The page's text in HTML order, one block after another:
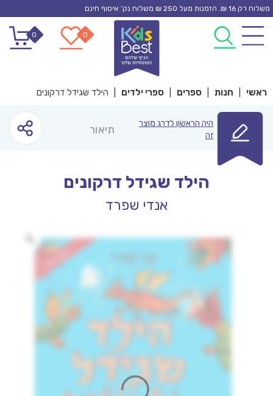
Skip
content
משלוח רק 16 ₪. הזמנות מעל 250 ₪ משלוח נק’ איסוף חינם
0
0
ראשי חנות ספרים ספרי ילדים הילד שגידל דרקונים
היה הראשון לדרג מוצר
זה
תיאור
הילד שגידל דרקונים
אנדי שפרד